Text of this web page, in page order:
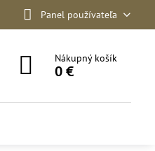
Panel používateľa
Nákupný košík
0 €